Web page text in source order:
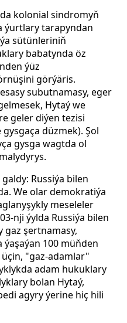
kolonial sindromyň
ýurtlary tarapyndan
sütünleriniň
babatynda öz
ýüz
görýäris.
subutnamasy, eger
Hytaý we
geler diýen tezisi
düzmek). Şol
gysga wagtda ol
Russiýa bilen
We olar demokratiýa
meseleler
nji ýylda Russiýa bilen
gaz şertnamasy,
100 müňden
"gaz-adamlar"
adam hukuklary
bolan Hytaý,
agyry ýerine hiç hili